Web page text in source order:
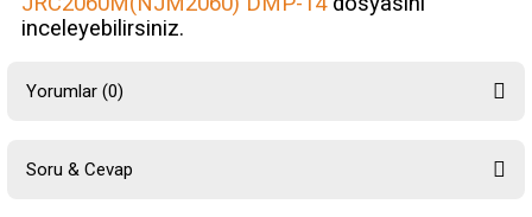
inceleyebilirsiniz.
Yorumlar (0)
Soru & Cevap